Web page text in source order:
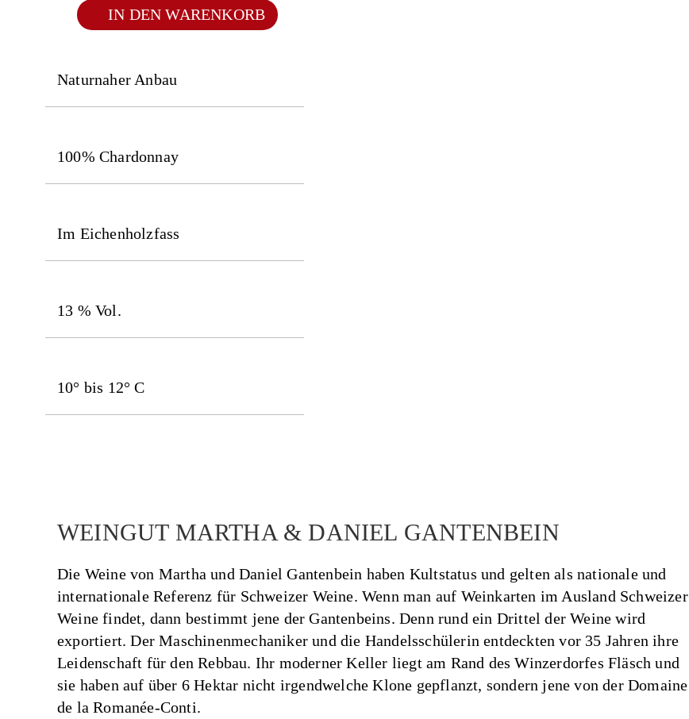
IN DEN WARENKORB
Naturnaher Anbau
100% Chardonnay
Im Eichenholzfass
13 % Vol.
10° bis 12° C
WEINGUT MARTHA & DANIEL GANTENBEIN
Die Weine von Martha und Daniel Gantenbein haben Kultstatus und gelten als nationale und
internationale Referenz für Schweizer Weine. Wenn man auf Weinkarten im Ausland Schweizer
Weine findet, dann bestimmt jene der Gantenbeins. Denn rund ein Drittel der Weine wird
exportiert. Der Maschinenmechaniker und die Handelsschülerin entdeckten vor 35 Jahren ihre
Leidenschaft für den Rebbau. Ihr moderner Keller liegt am Rand des Winzerdorfes Fläsch und
sie haben auf über 6 Hektar nicht irgendwelche Klone gepflanzt, sondern jene von der Domaine
de la Romanée-Conti.